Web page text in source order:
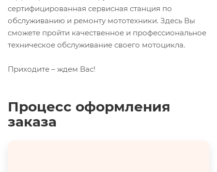
сертифицированная сервисная станция по
обслуживанию и ремонту мототехники. Здесь Вы
сможете пройти качественное и профессиональное
техническое обслуживание своего мотоцикла.
Приходите – ждем Вас!
Процесс оформления
заказа